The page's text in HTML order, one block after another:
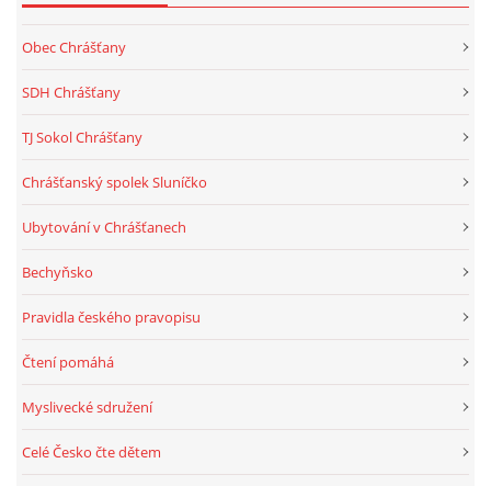
Obec Chrášťany
SDH Chrášťany
TJ Sokol Chrášťany
Chrášťanský spolek Sluníčko
Ubytování v Chrášťanech
Bechyňsko
Pravidla českého pravopisu
Čtení pomáhá
Myslivecké sdružení
Celé Česko čte dětem